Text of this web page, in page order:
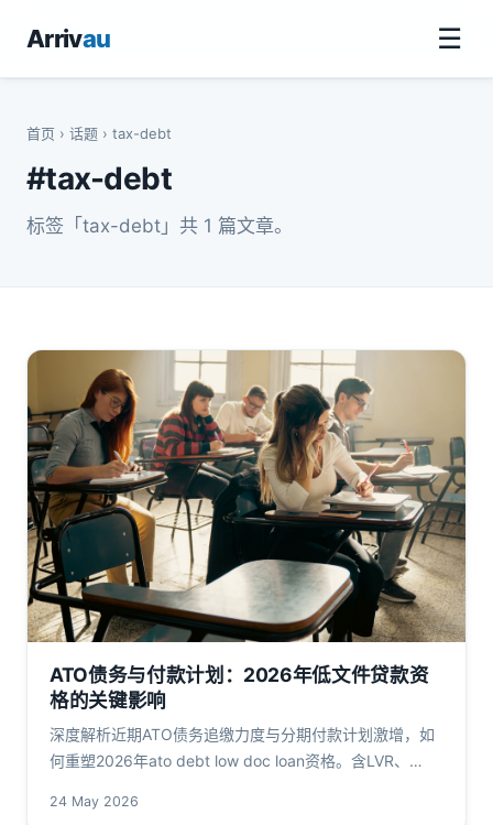
Arrivau ☰
首页 › 话题 › tax-debt
#tax-debt
标签「tax-debt」共 1 篇文章。
ATO债务与付款计划：2026年低文件贷款资
格的关键影响
深度解析近期ATO债务追缴力度与分期付款计划激增，如
何重塑2026年ato debt low doc loan资格。含LVR、
向澳洲华人自雇借款人。
24 May 2026